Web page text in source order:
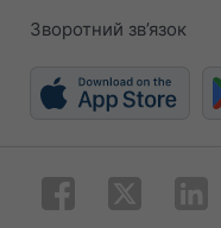
Зворотний зв’язок